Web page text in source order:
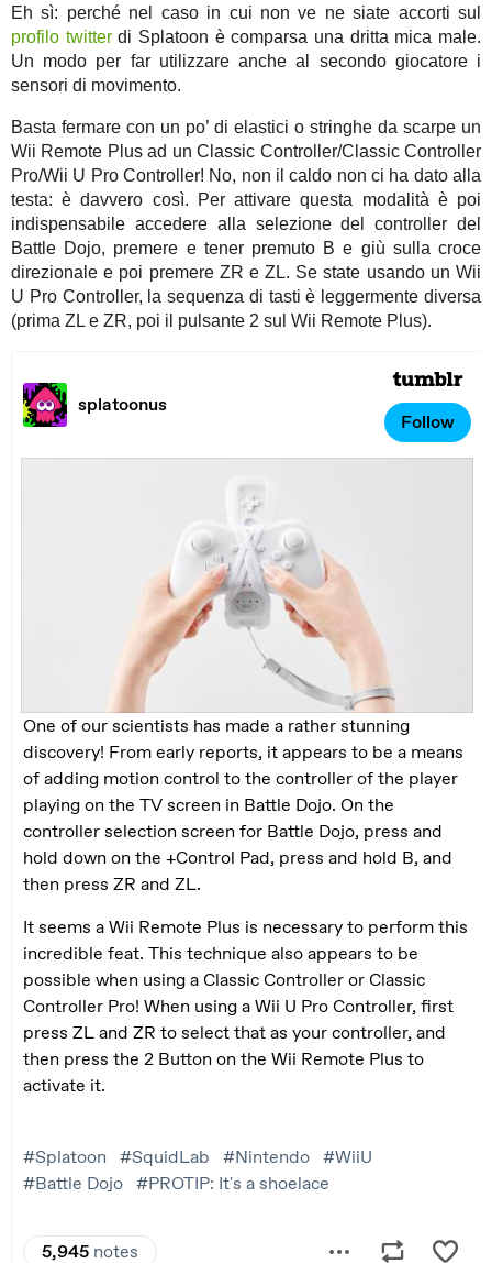
Eh sì: perché nel caso in cui non ve ne siate accorti sul
profilo twitterdi Splatoon è comparsa una dritta mica male.
Un modo per far utilizzare anche al secondo giocatore i
sensori di movimento.
Basta fermare con un po’ di elastici o stringhe da scarpe un
Wii Remote Plus ad un Classic Controller/Classic Controller
Pro/Wii U Pro Controller! No, non il caldo non ci ha dato alla
testa: è davvero così. Per attivare questa modalità è poi
indispensabile accedere alla selezione del controller del
Battle Dojo, premere e tener premuto B e giù sulla croce
direzionale e poi premere ZR e ZL. Se state usando un Wii
U Pro Controller, la sequenza di tasti è leggermente diversa
(prima ZL e ZR, poi il pulsante 2 sul Wii Remote Plus).